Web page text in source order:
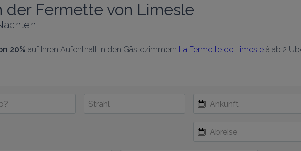
der Fermette von Limesle
20% auf Ihren Aufenthalt in den Gästezimmern La Fermette de Limesle à ab 2